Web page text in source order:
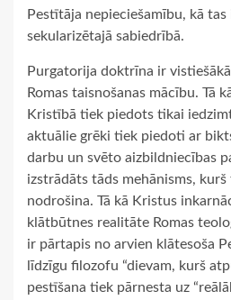
Pestītāja nepieciešamību, kā
sekularizētajā sabiedrībā.
Purgatorija doktrīna ir
Romas taisnošanas mācību. Tā
Kristībā tiek piedots tikai
aktuālie grēki tiek piedoti ar
darbu un svēto aizbildniecības
izstrādāts tāds mehānisms,
nodrošina. Tā kā Kristus
klātbūtnes realitāte Romas
ir pārtapis no arvien klātesoša
līdzīgu filozofu “dievam, kurš
pestīšana tiek pārnesta uz